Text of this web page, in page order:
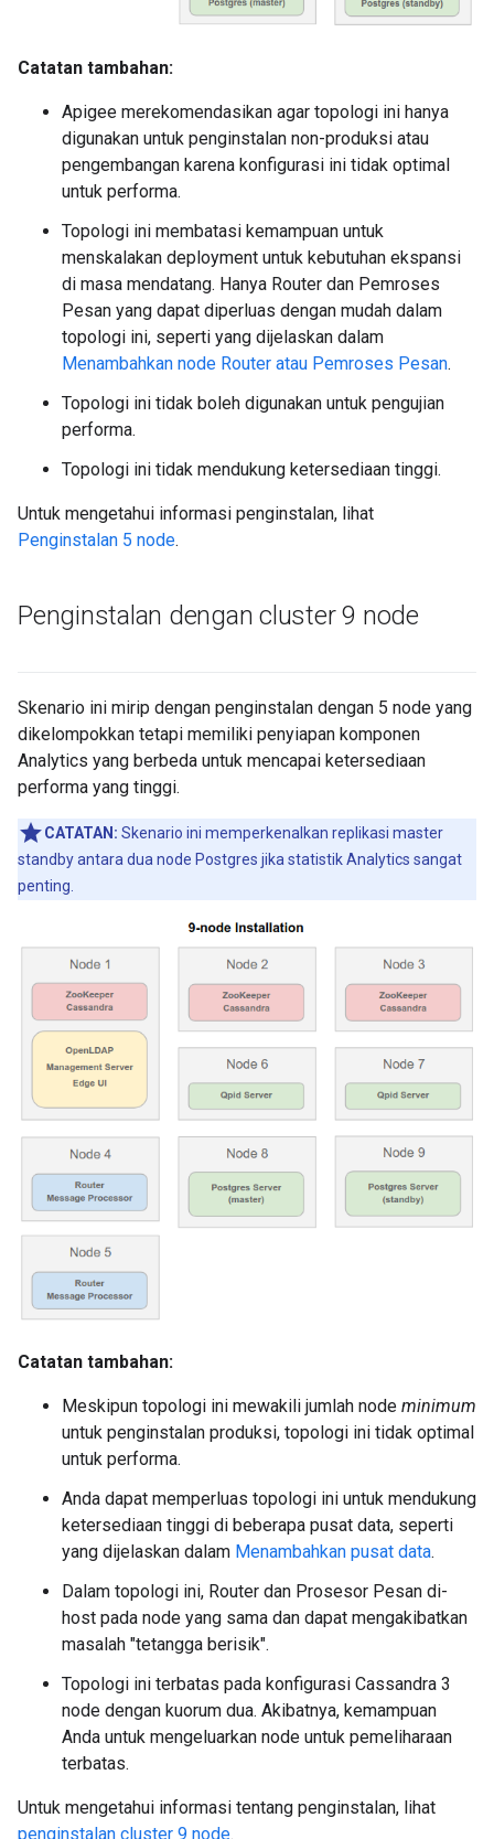
Catatan tambahan:
Apigee merekomendasikan agar topologi ini hanya
digunakan untuk penginstalan non-produksi atau
pengembangan karena konfigurasi ini tidak optimal
untuk performa.
Topologi ini membatasi kemampuan untuk
menskalakan deployment untuk kebutuhan ekspansi
di masa mendatang. Hanya Router dan Pemroses
Pesan yang dapat diperluas dengan mudah dalam
topologi ini, seperti yang dijelaskan dalam
Menambahkan node Router atau Pemroses Pesan.
Topologi ini tidak boleh digunakan untuk pengujian
performa.
Topologi ini tidak mendukung ketersediaan tinggi.
Untuk mengetahui informasi penginstalan, lihat
Penginstalan 5 node.
Penginstalan dengan cluster 9 node
Skenario ini mirip dengan penginstalan dengan 5 node yang
dikelompokkan tetapi memiliki penyiapan komponen
Analytics yang berbeda untuk mencapai ketersediaan
performa yang tinggi.
CATATAN: Skenario ini memperkenalkan replikasi master
standby antara dua node Postgres jika statistik Analytics sangat
penting.
Catatan tambahan:
Meskipun topologi ini mewakili jumlah node minimum
untuk penginstalan produksi, topologi ini tidak optimal
untuk performa.
Anda dapat memperluas topologi ini untuk mendukung
ketersediaan tinggi di beberapa pusat data, seperti
yang dijelaskan dalam Menambahkan pusat data.
Dalam topologi ini, Router dan Prosesor Pesan di-
host pada node yang sama dan dapat mengakibatkan
masalah "tetangga berisik".
Topologi ini terbatas pada konfigurasi Cassandra 3
node dengan kuorum dua. Akibatnya, kemampuan
Anda untuk mengeluarkan node untuk pemeliharaan
terbatas.
Untuk mengetahui informasi tentang penginstalan, lihat
penginstalan cluster 9 node.